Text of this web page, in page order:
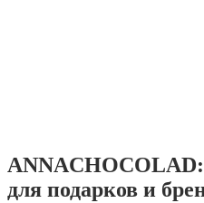
для подарков и